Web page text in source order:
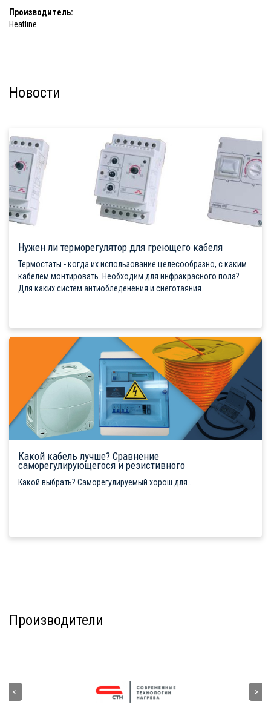
Производитель:
Heatline
Новости
Нужен ли терморегулятор для греющего кабеля
Термостаты - когда их использование целесообразно, с каким
кабелем монтировать. Необходим для инфракрасного пола?
Для каких систем антиобледенения и снеготаяния...
Какой кабель лучше? Сравнение
саморегулирующегося и резистивного
Какой выбрать? Саморегулируемый хорош для...
Производители